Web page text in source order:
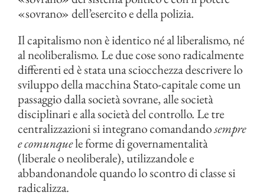
«sovrano» dell’esercito e della polizia.
Il capitalismo non è identico né al liberalismo, né
al neoliberalismo. Le due cose sono radicalmente
differenti ed è stata una sciocchezza descrivere lo
sviluppo della macchina Stato-capitale come un
passaggio dalla società sovrane, alle società
disciplinari e alla società del controllo. Le tre
centralizzazioni si integrano comandandosempre
e comunquele forme di governamentalità
(liberale o neoliberale), utilizzandole e
abbandonandole quando lo scontro di classe si
radicalizza.